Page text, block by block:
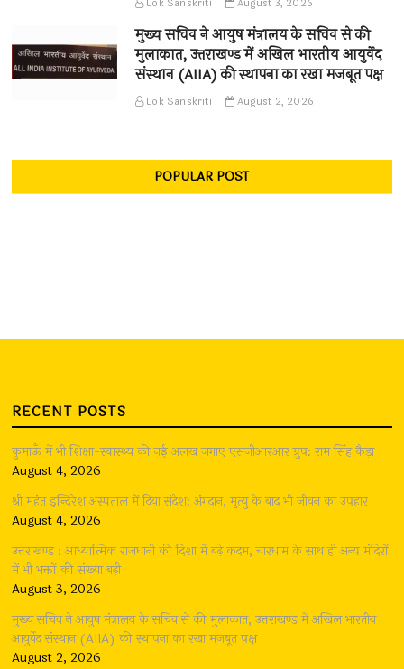
Lok Sanskriti August 3, 2026
मुख्य सचिव ने आयुष मंत्रालय के सचिव से की
मुलाकात, उत्तराखण्ड में अखिल भारतीय आयुर्वेद
संस्थान (AIIA) की स्थापना का रखा मजबूत पक्ष
Lok Sanskriti August 2, 2026
POPULAR POST
RECENT POSTS
कुमाऊँ में भी शिक्षा-स्वास्थ्य की नई अलख जगाए एसजीआरआर ग्रुप: राम सिंह कैड़ा
August 4, 2026
श्री महंत इन्दिरेश अस्पताल में दिया संदेश: अंगदान, मृत्यु के बाद भी जीवन का उपहार
August 4, 2026
उत्तराखण्ड : आध्यात्मिक राजधानी की दिशा में बढ़े कदम, चारधाम के साथ ही अन्य मंदिरों
में भी भक्तों की संख्या बढ़ी
August 3, 2026
मुख्य सचिव ने आयुष मंत्रालय के सचिव से की मुलाकात, उत्तराखण्ड में अखिल भारतीय
आयुर्वेद संस्थान (AIIA) की स्थापना का रखा मजबूत पक्ष
August 2, 2026